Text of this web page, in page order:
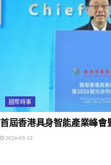
國際時事
首屆香港具身智能產業峰
2026-05-12